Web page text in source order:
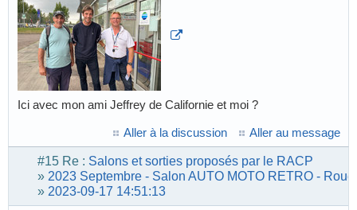
Ici avec mon ami Jeffrey de Californie et moi ?
Aller à la discussion Aller au message
#15 Re : Salons et sorties proposés par le RACP
» 2023 Septembre - Salon AUTO MOTO RETRO -
» 2023-09-17 14:51:13